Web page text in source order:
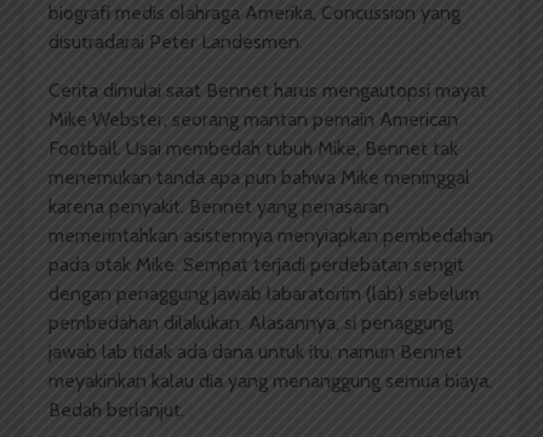
biografi medis olahraga Amerika, Concussion yang
disutradarai Peter Landesmen.
Cerita dimulai saat Bennet harus mengautopsi mayat
Mike Webster, seorang mantan pemain American
Football. Usai membedah tubuh Mike, Bennet tak
menemukan tanda apa pun bahwa Mike meninggal
karena penyakit. Bennet yang penasaran
memerintahkan asistennya menyiapkan pembedahan
pada otak Mike. Sempat terjadi perdebatan sengit
dengan penaggung jawab labaratorim (lab) sebelum
pembedahan dilakukan. Alasannya, si penaggung
jawab lab tidak ada dana untuk itu, namun Bennet
meyakinkan kalau dia yang menanggung semua biaya.
Bedah berlanjut.